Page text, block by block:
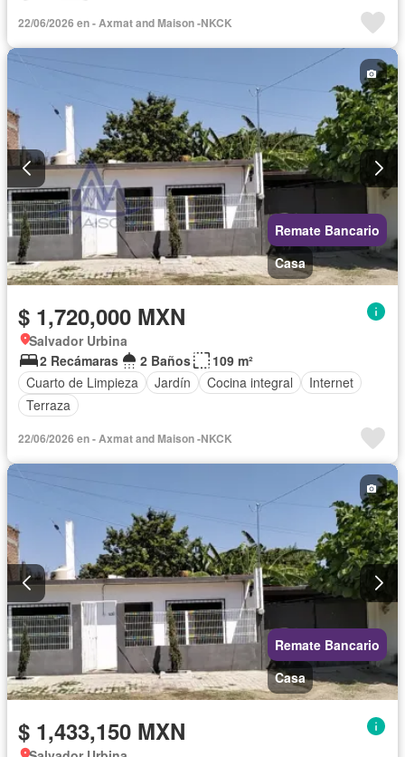
22/06/2026 en - Axmat and Maison -NKCK
Remate Bancario
Casa
$ 1,720,000 MXN
Salvador Urbina
2 Recámaras
2 Baños
109 m²
Cuarto de Limpieza
Jardín Cocina integral
Internet
Terraza
22/06/2026 en - Axmat and Maison -NKCK
Remate Bancario
Casa
$ 1,433,150 MXN